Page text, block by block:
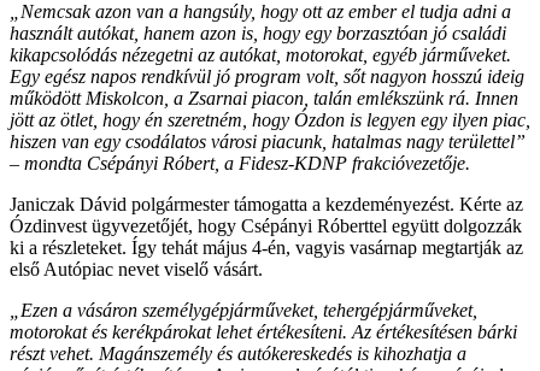
„Nemcsak azon van a hangsúly, hogy ott az ember el tudja adni a
használt autókat, hanem azon is, hogy egy borzasztóan jó családi
kikapcsolódás nézegetni az autókat, motorokat, egyéb járműveket.
Egy egész napos rendkívül jó program volt, sőt nagyon hosszú ideig
működött Miskolcon, a Zsarnai piacon, talán emlékszünk rá. Innen
jött az ötlet, hogy én szeretném, hogy Ózdon is legyen egy ilyen piac,
hiszen van egy csodálatos városi piacunk, hatalmas nagy területtel”
– mondta Csépányi Róbert, a Fidesz-KDNP frakcióvezetője.
Janiczak Dávid polgármester támogatta a kezdeményezést. Kérte az
Ózdinvest ügyvezetőjét, hogy Csépányi Róberttel együtt dolgozzák
ki a részleteket. Így tehát május 4-én, vagyis vasárnap megtartják az
első Autópiac nevet viselő vásárt.
„Ezen a vásáron személygépjárműveket, tehergépjárműveket,
motorokat és kerékpárokat lehet értékesíteni. Az értékesítésen bárki
részt vehet. Magánszemély és autókereskedés is kihozhatja a